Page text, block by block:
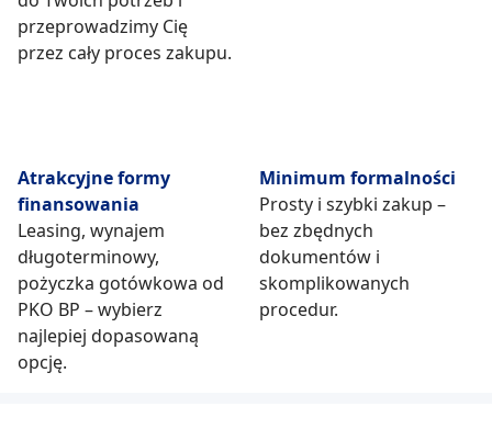
przeprowadzimy Cię
przez cały proces zakupu.
Atrakcyjne formy
finansowania
Leasing, wynajem
długoterminowy,
pożyczka gotówkowa od
PKO BP – wybierz
najlepiej dopasowaną
opcję.
Minimum formalności
Prosty i szybki zakup –
bez zbędnych
dokumentów i
skomplikowanych
procedur.